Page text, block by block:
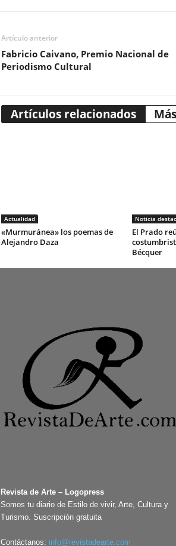
Artículo anterior
Fabricio Caivano, Premio Nacional de
Periodismo Cultural
Artículos relacionados
Actualidad
«Murmuránea» los poemas de
Alejandro Daza
Noticia
El Prado
Bécquer
Revista de Arte – Logopress
Somos tu diario de Estilo de vivir, Arte, Cultura y
Turismo. Suscripción gratuita
Contáctanos: info@revistadearte.com